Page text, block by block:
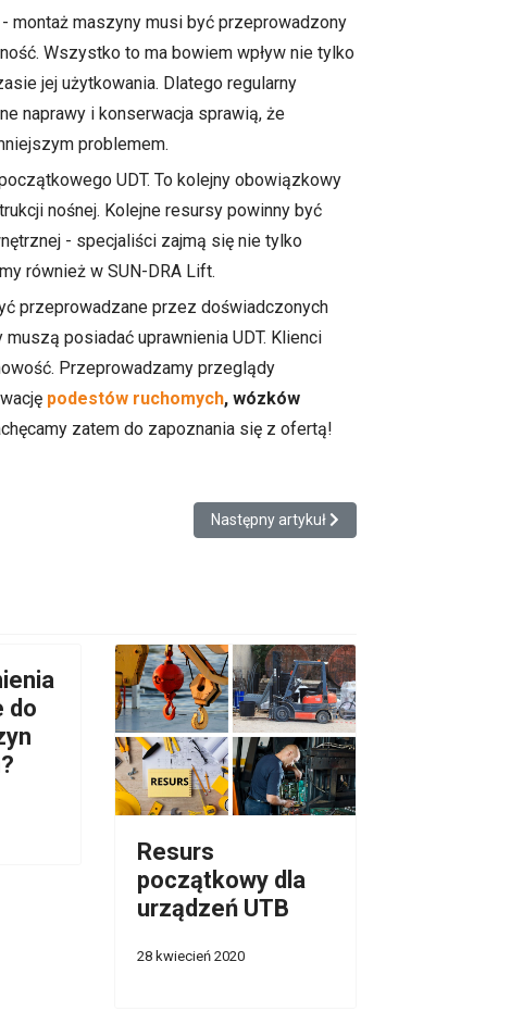
montaż maszyny musi być przeprowadzony
Wszystko to ma bowiem wpływ nie tylko
jej użytkowania. Dlatego regularny
naprawy i konserwacja sprawią, że
problemem.
UDT. To kolejny obowiązkowy
nośnej. Kolejne resursy powinny być
- specjaliści zajmą się nie tylko
również w SUN-DRA Lift.
przeprowadzane przez doświadczonych
posiadać uprawnienia UDT. Klienci
Przeprowadzamy przeglądy
podestów ruchomych, wózków
zatem do zapoznania się z ofertą!
Następny artykuł: Dlaczego wynajem
Następny artykuł
do
Resurs
początkowy dla
urządzeń UTB
28 kwiecień 2020